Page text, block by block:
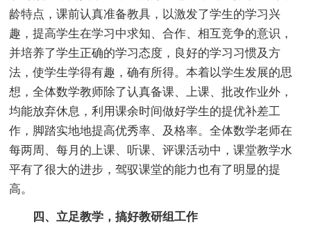
龄特点，课前认真准备教具，以激发了学生的学习兴
趣，提高学生在学习中求知、合作、相互竞争的意识，
并培养了学生正确的学习态度，良好的学习习惯及方
法，使学生学得有趣，确有所得。本着以学生发展的思
想，全体数学教师除了认真备课、上课、批改作业外，
均能放弃休息，利用课余时间做好学生的提优补差工
作，脚踏实地地提高优秀率、及格率。全体数学老师在
每两周、每月的上课、听课、评课活动中，课堂教学水
平有了很大的进步，驾驭课堂的能力也有了明显的提
高。
四、立足教学，搞好教研组工作